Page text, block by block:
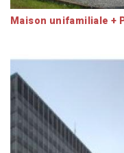
Maison unifamiliale +